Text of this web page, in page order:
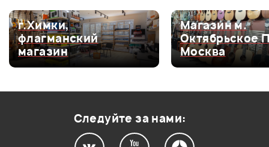
Мой отзыв о товаре
Ваша оценка:
Впечатления о товаре:
г.Химки,
флагманский
магазин
Магазин м.
Октябрьское
Москва
Следуйте за нами: